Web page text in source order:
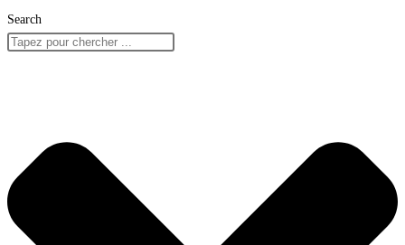
Search